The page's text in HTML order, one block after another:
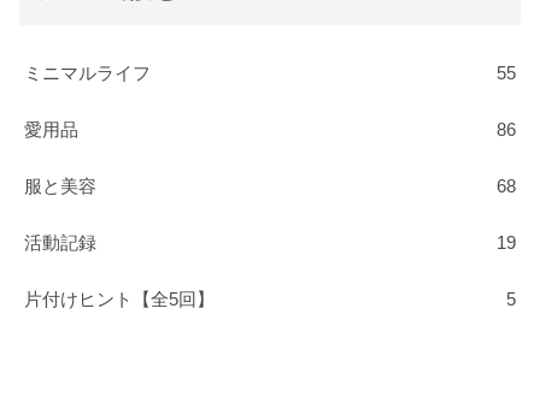
ミニマルライフ 55
愛用品 86
服と美容 68
活動記録 19
片付けヒント【全5回】 5